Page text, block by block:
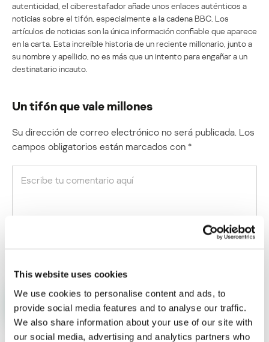
This website uses cookies
We use cookies to personalise content and ads, to
provide social media features and to analyse our traffic.
We also share information about your use of our site with
our social media, advertising and analytics partners who
autenticidad, el ciberestafador añade unos enlaces auténticos a
noticias sobre el tifón, especialmente a la cadena BBC. Los
artículos de noticias son la única información confiable que aparece
en la carta. Esta increíble historia de un reciente millonario, junto a
su nombre y apellido, no es más que un intento para engañar a un
destinatario incauto.
Un tifón que vale millones
Su dirección de correo electrónico no será publicada. Los
campos obligatorios están marcados con *